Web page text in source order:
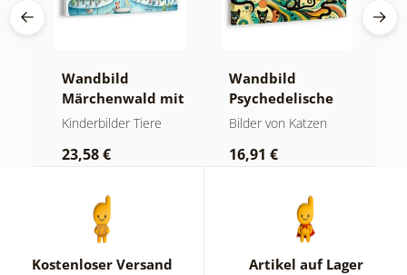
Wandbild
Märchenwald mit
Fuchs und Eulen
Kinderbilder Tiere
23,58 €
Wandbild
Psychedelische
Katzen
Bilder von Katzen
16,91 €
Kostenloser Versand Artikel auf Lager